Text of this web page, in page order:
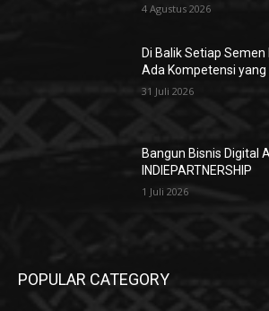
4 Agustus 2026
Di Balik Setiap
Ada Kompetensi
31 Juli 2026
Bangun Bisnis Digital
INDIEPARTNERSHIP
1 Juli 2026
POPULAR CATEGORY